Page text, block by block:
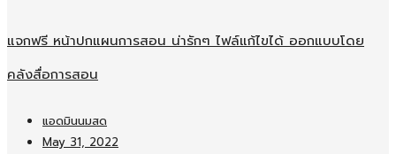
แจกฟรี หน้าปกแผนการสอน น่ารักๆ ไฟล์แก้ไขได้ ออกแบบโดย
คลังสื่อการสอน
แอดมินนมสด
May 31, 2022